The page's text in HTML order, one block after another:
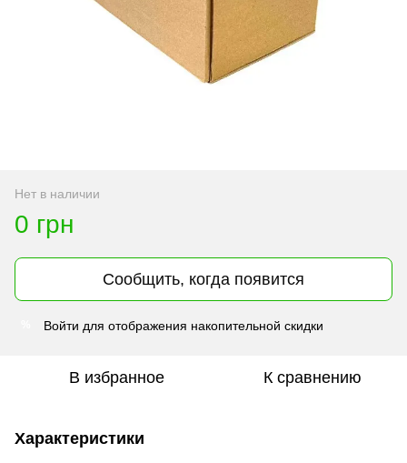
Нет в наличии
0 грн
Сообщить, когда появится
Войти для отображения накопительной скидки
В избранное К сравнению
Характеристики